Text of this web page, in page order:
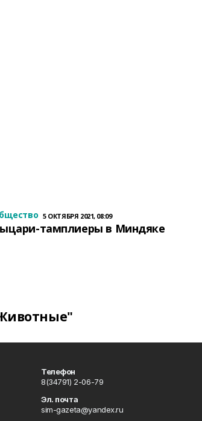
5 ОКТЯБРЯ 2021, 08:09
тамплиеры в Миндяке
Телефон
8(34791) 2-06-79
Эл. почта
sim-gazeta@yandex.ru